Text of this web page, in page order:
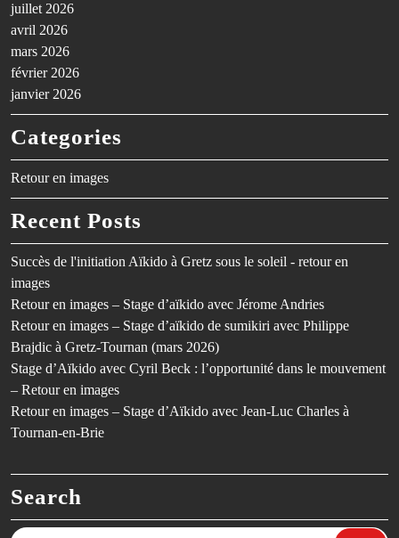
juillet 2026
avril 2026
mars 2026
février 2026
janvier 2026
Categories
Retour en images
Recent Posts
Succès de l'initiation Aïkido à Gretz sous le soleil - retour en
images
Retour en images – Stage d’aïkido avec Jérome Andries
Retour en images – Stage d’aïkido de sumikiri avec Philippe
Brajdic à Gretz-Tournan (mars 2026)
Stage d’Aïkido avec Cyril Beck : l’opportunité dans le mouvement
– Retour en images
Retour en images – Stage d’Aïkido avec Jean-Luc Charles à
Tournan-en-Brie
Search